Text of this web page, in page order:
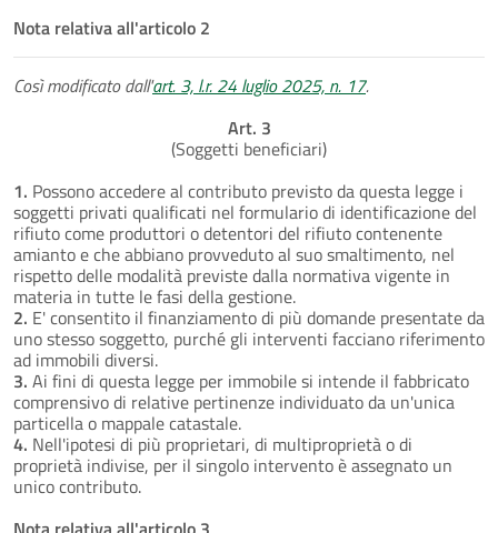
Nota relativa all'articolo 2
Così modificato dall'art. 3, l.r. 24 luglio 2025, n. 17.
Art. 3
(Soggetti beneficiari)
1. Possono accedere al contributo previsto da questa legge i
soggetti privati qualificati nel formulario di identificazione del
rifiuto come produttori o detentori del rifiuto contenente
amianto e che abbiano provveduto al suo smaltimento, nel
rispetto delle modalità previste dalla normativa vigente in
materia in tutte le fasi della gestione.
2. E' consentito il finanziamento di più domande presentate da
uno stesso soggetto, purché gli interventi facciano riferimento
ad immobili diversi.
3. Ai fini di questa legge per immobile si intende il fabbricato
comprensivo di relative pertinenze individuato da un'unica
particella o mappale catastale.
4. Nell'ipotesi di più proprietari, di multiproprietà o di
proprietà indivise, per il singolo intervento è assegnato un
unico contributo.